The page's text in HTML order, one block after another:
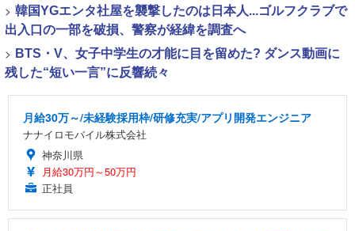
> 韓国YGエンタ社屋を襲撃したのは日本人...ゴルフクラブで
出入口の一部を破損、警察が経緯を調査へ
> BTS・V、女子中学生の才能に目を留めた? ダンス動画に
残した“短い一言”に反響続々
月給30万～/未経験採用枠/研修充実/アプリ開発エンジニア
ナナイロモバイル株式会社
神奈川県
月給30万円～50万円
正社員